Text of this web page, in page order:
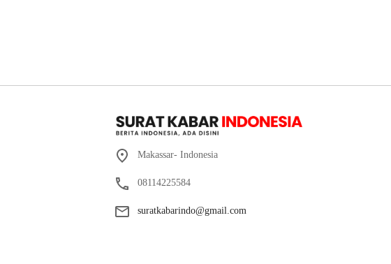
Makassar- Indonesia
08114225584
suratkabarindo@gmail.com